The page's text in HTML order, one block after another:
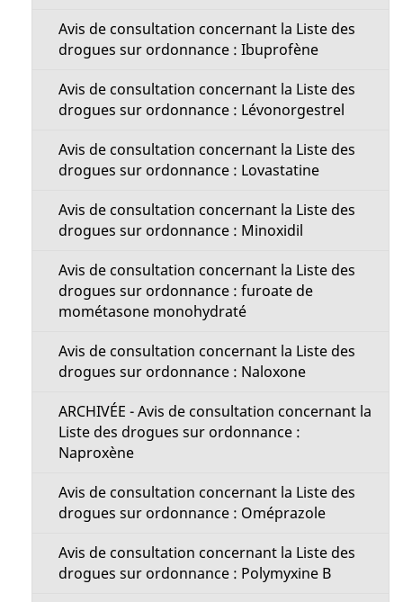
Avis de consultation concernant la Liste des
drogues sur ordonnance : Ibuprofène
Avis de consultation concernant la Liste des
drogues sur ordonnance : Lévonorgestrel
Avis de consultation concernant la Liste des
drogues sur ordonnance : Lovastatine
Avis de consultation concernant la Liste des
drogues sur ordonnance : Minoxidil
Avis de consultation concernant la Liste des
drogues sur ordonnance : furoate de
mométasone monohydraté
Avis de consultation concernant la Liste des
drogues sur ordonnance : Naloxone
ARCHIVÉE - Avis de consultation concernant la
Liste des drogues sur ordonnance :
Naproxène
Avis de consultation concernant la Liste des
drogues sur ordonnance : Oméprazole
Avis de consultation concernant la Liste des
drogues sur ordonnance : Polymyxine B